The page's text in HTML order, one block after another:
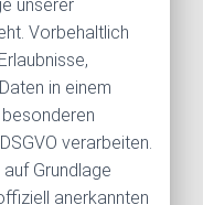
unserer
Vorbehaltlich
in einem
verarbeiten.
Grundlage
anerkannten